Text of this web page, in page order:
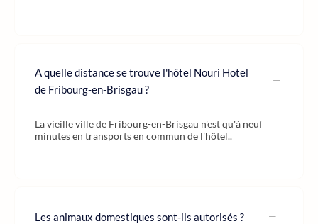
A quelle distance se trouve l'hôtel Nouri Hotel
de Fribourg-en-Brisgau ?
La vieille ville de Fribourg-en-Brisgau n'est qu'à neuf
minutes en transports en commun de l'hôtel..
Les animaux domestiques sont-ils autorisés ?